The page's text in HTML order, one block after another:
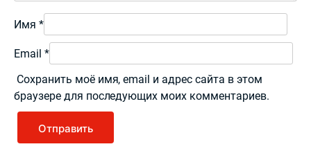
Имя *
Email *
Сохранить моё имя, email и адрес сайта в этом
браузере для последующих моих комментариев.